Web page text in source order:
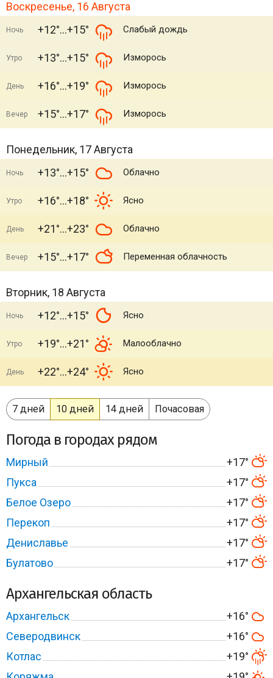
Воскресенье, 16 Августа
Ночь +12° +15° Слабый дождь
Утро +13° +15° Изморось
День +16° +19° Изморось
Вечер +15° +17° Изморось
Понедельник, 17 Августа
Ночь +13° +15° Облачно
Утро +16° +18° Ясно
День +21° +23° Облачно
Вечер +15° +17° Переменная облачность
Вторник, 18 Августа
Ночь +12° +15° Ясно
Утро +19° +21° Малооблачно
День +22° +24° Ясно
7 дней 10 дней 14 дней Почасовая
Погода в городах рядом
Мирный
+17°
Пукса
+17°
Белое Озеро
+17°
Перекоп
+17°
Дениславье
+17°
Булатово
+17°
Архангельская область
Архангельск
+16°
Северодвинск
+16°
Котлас
+19°